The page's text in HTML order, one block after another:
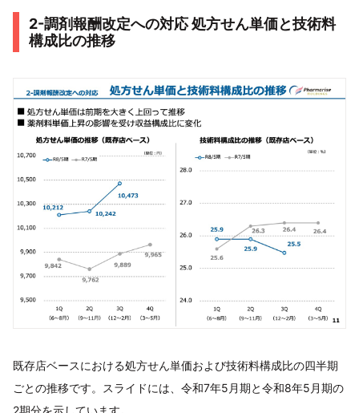
2-調剤報酬改定への対応 処方せん単価と技術料
構成比の推移
既存店ベースにおける処方せん単価および技術料構成比の四半期
ごとの推移です。スライドには、令和7年5月期と令和8年5月期の
2期分を示しています。